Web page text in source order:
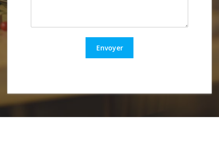
Envoyer